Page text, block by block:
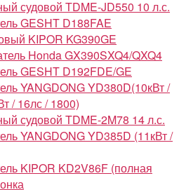
судовой TDME-JD550 10 л.с.
GESHT D188FAE
KIPOR KG390GE
Honda GX390SXQ4/QXQ4
GESHT D192FDE/GE
YANGDONG YD380D(10кВт /
/ 16лс / 1800)
судовой TDME-2M78 14 л.с.
YANGDONG YD385D (11кВт /
KIPOR KD2V86F (полная